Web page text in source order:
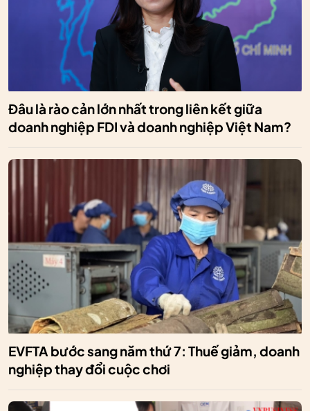
Đâu là rào cản lớn nhất trong liên kết giữa
doanh nghiệp FDI và doanh nghiệp Việt Nam?
EVFTA bước sang năm thứ 7: Thuế giảm, doanh
nghiệp thay đổi cuộc chơi